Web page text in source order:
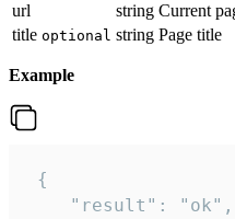
url
string Current
title optional string Page title
Example
{
    "result": "ok",